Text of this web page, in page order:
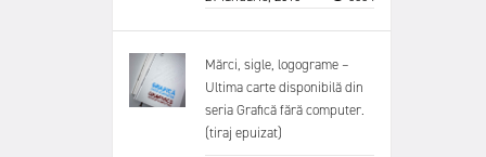
Mărci, sigle, logograme –
Ultima carte disponibilă din
seria Grafică fără computer.
(tiraj epuizat)